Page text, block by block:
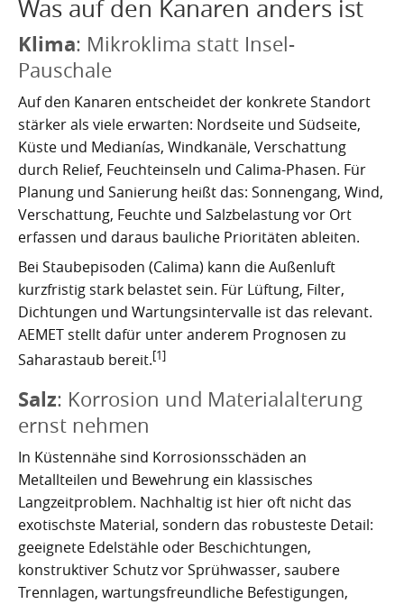
Los Gigantes
Das Observatorium
Pyramiden von Güímar
Giftige Insekten und Spinnen auf den Kanaren
Riesenkalmare in den Gewässern um die Kanarischen
Garachico
Granadilla de Abona
Guía de Isora
Icod de los Vinos
La Guancha
La Victoria de Acentejo
Los Realejos
San Cristóbal de La Laguna
San Juan de la Rambla
San Miguel de Abona
Santa Cruz de Tenerife
Achamán - Himmelsgott der Guanchen
Guayota - Teide, Feuer und die Logik der Angst
Chaxiraxi - Muttergöttin der Guanchen
Achuguayo - Mond, Zeit und heilige Schluchten
San Borondón
Wie Kastilien die Kanarischen Inseln unterwarf
Der Widerstand
Konstanz und Teneriffa
Piratenangriffe auf Teneriffa im 16. Jahrhundert
Amaro Pargo
Garachico 1706
Verworfenes Exil
Franco auf Teneriffa
Thor Heyerdahl und die Pyramiden von Güímar
Nachhaltig bauen und sanieren auf den Kanaren
Walbeobachtung statt Show
Star Wars auf Teneriffa?
Ferienwohnungen legal vermieten
Die Cochenille-Schildlaus
Teneriffas Naturwunder
Zwischen Urlaubsparadies und Quantenwunder
Die Guanchen
Legenden, Geheimnisse und die stille Logik Teneriffas
Was auf den Kanaren anders ist
Klima: Mikroklima statt Insel-
Pauschale
Auf den Kanaren entscheidet der konkrete Standort
stärker als viele erwarten: Nordseite und Südseite,
Küste und Medianías, Windkanäle, Verschattung
durch Relief, Feuchteinseln und Calima-Phasen. Für
Planung und Sanierung heißt das: Sonnengang, Wind,
Verschattung, Feuchte und Salzbelastung vor Ort
erfassen und daraus bauliche Prioritäten ableiten.
Bei Staubepisoden (Calima) kann die Außenluft
kurzfristig stark belastet sein. Für Lüftung, Filter,
Dichtungen und Wartungsintervalle ist das relevant.
AEMET stellt dafür unter anderem Prognosen zu
Saharastaub bereit.[1]
Salz: Korrosion und Materialalterung
ernst nehmen
In Küstennähe sind Korrosionsschäden an
Metallteilen und Bewehrung ein klassisches
Langzeitproblem. Nachhaltig ist hier oft nicht das
exotischste Material, sondern das robusteste Detail:
geeignete Edelstähle oder Beschichtungen,
konstruktiver Schutz vor Sprühwasser, saubere
Trennlagen, wartungsfreundliche Befestigungen,